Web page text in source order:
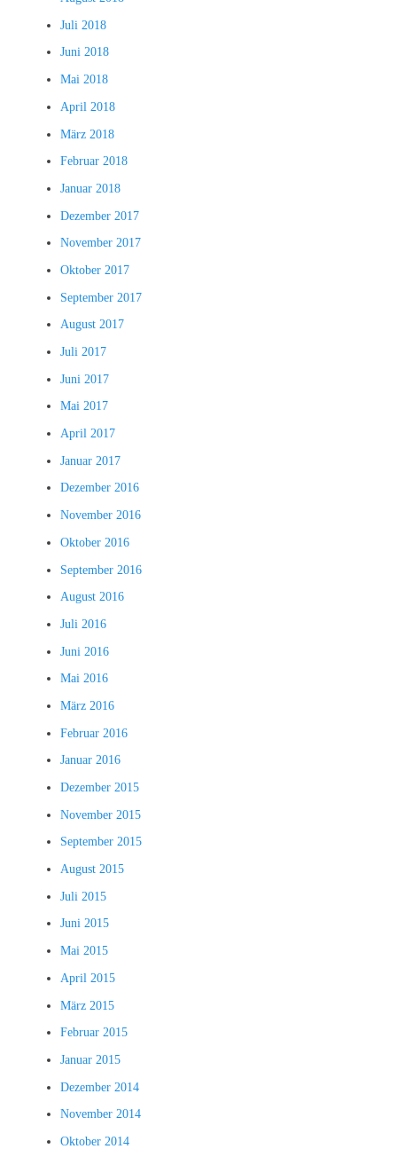
Juli 2018
Juni 2018
Mai 2018
April 2018
März 2018
Februar 2018
Januar 2018
Dezember 2017
November 2017
Oktober 2017
September 2017
August 2017
Juli 2017
Juni 2017
Mai 2017
April 2017
Januar 2017
Dezember 2016
November 2016
Oktober 2016
September 2016
August 2016
Juli 2016
Juni 2016
Mai 2016
März 2016
Februar 2016
Januar 2016
Dezember 2015
November 2015
September 2015
August 2015
Juli 2015
Juni 2015
Mai 2015
April 2015
März 2015
Februar 2015
Januar 2015
Dezember 2014
November 2014
Oktober 2014